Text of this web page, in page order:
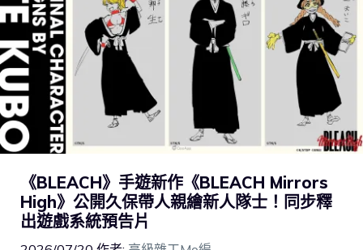
《BLEACH》手遊新作《BLEACH Mirrors
High》公開久保帶人親繪新人隊士！同步釋
出遊戲系統預告片